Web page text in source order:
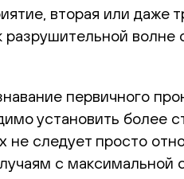
вторая или
первичного
установить более
следует просто
с максимальной